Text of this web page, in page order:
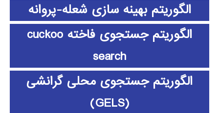
الگوریتم بهینه سازی شعله-پروانه
الگوریتم جستجوی فاخته cuckoo
search
الگوریتم جستجوی محلی گرانشی
(GELS)